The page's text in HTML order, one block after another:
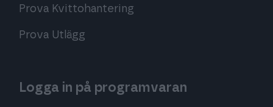
Prova Kvittohantering
Prova Utlägg
Logga in på programvaran